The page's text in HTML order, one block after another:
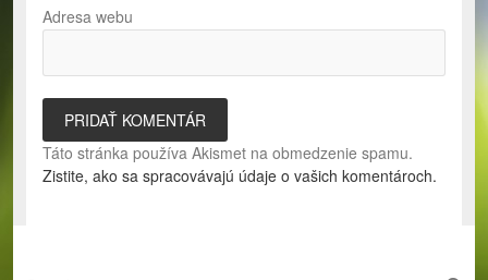
Adresa webu
Táto stránka používa Akismet na obmedzenie spamu.
Zistite, ako sa spracovávajú údaje o vašich komentároch.